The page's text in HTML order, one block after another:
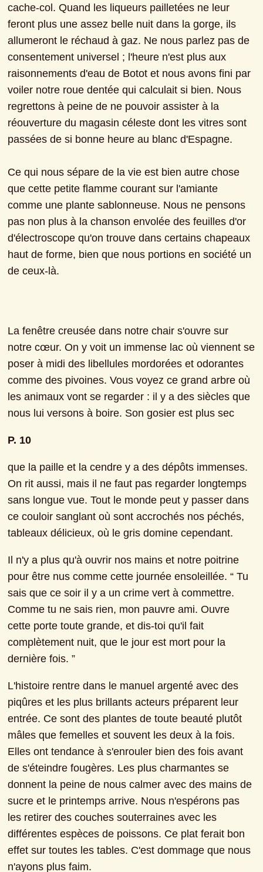
cache-col. Quand les liqueurs pailletées ne leur
feront plus une assez belle nuit dans la gorge, ils
allumeront le réchaud à gaz. Ne nous parlez pas de
consentement universel ; l'heure n'est plus aux
raisonnements d'eau de Botot et nous avons fini par
voiler notre roue dentée qui calculait si bien. Nous
regrettons à peine de ne pouvoir assister à la
réouverture du magasin céleste dont les vitres sont
passées de si bonne heure au blanc d'Espagne.
Ce qui nous sépare de la vie est bien autre chose
que cette petite flamme courant sur l'amiante
comme une plante sablonneuse. Nous ne pensons
pas non plus à la chanson envolée des feuilles d'or
d'électroscope qu'on trouve dans certains chapeaux
haut de forme, bien que nous portions en société un
de ceux-là.
La fenêtre creusée dans notre chair s'ouvre sur
notre cœur. On y voit un immense lac où viennent se
poser à midi des libellules mordorées et odorantes
comme des pivoines. Vous voyez ce grand arbre où
les animaux vont se regarder : il y a des siècles que
nous lui versons à boire. Son gosier est plus sec
P. 10
que la paille et la cendre y a des dépôts immenses.
On rit aussi, mais il ne faut pas regarder longtemps
sans longue vue. Tout le monde peut y passer dans
ce couloir sanglant où sont accrochés nos péchés,
tableaux délicieux, où le gris domine cependant.
Il n'y a plus qu'à ouvrir nos mains et notre poitrine
pour être nus comme cette journée ensoleillée. “ Tu
sais que ce soir il y a un crime vert à commettre.
Comme tu ne sais rien, mon pauvre ami. Ouvre
cette porte toute grande, et dis-toi qu'il fait
complètement nuit, que le jour est mort pour la
dernière fois. ”
L'histoire rentre dans le manuel argenté avec des
piqûres et les plus brillants acteurs préparent leur
entrée. Ce sont des plantes de toute beauté plutôt
mâles que femelles et souvent les deux à la fois.
Elles ont tendance à s'enrouler bien des fois avant
de s'éteindre fougères. Les plus charmantes se
donnent la peine de nous calmer avec des mains de
sucre et le printemps arrive. Nous n'espérons pas
les retirer des couches souterraines avec les
différentes espèces de poissons. Ce plat ferait bon
effet sur toutes les tables. C'est dommage que nous
n'ayons plus faim.